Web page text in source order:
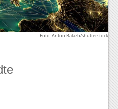
Foto: Anton Balazh/shutterstock